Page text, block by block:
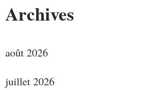
Archives
août 2026
juillet 2026